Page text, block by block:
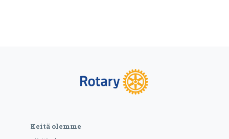
Keitä olemme